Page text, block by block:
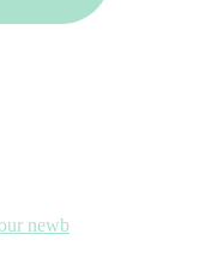
newb